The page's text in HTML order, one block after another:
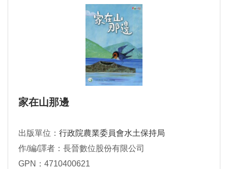
家在山那邊
出版單位： 行政院農業委員會水土保持局
作/編/譯者：長晉數位股份有限公司
GPN：4710400621